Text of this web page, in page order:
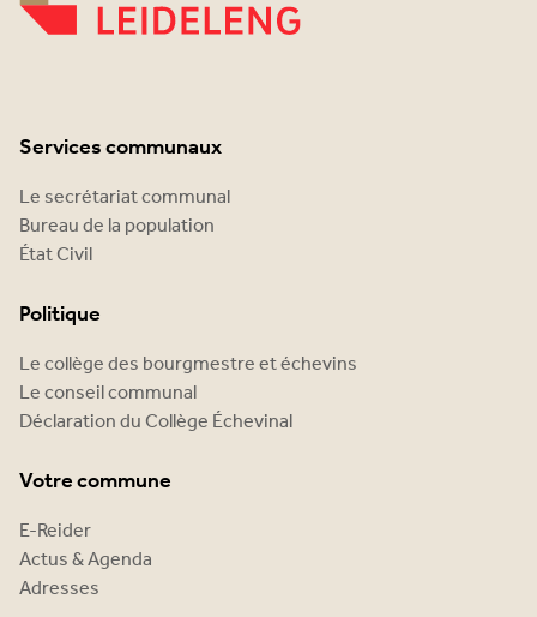
Services communaux
Le secrétariat communal
Bureau de la population
État Civil
Politique
Le collège des bourgmestre et échevins
Le conseil communal
Déclaration du Collège Échevinal
Votre commune
E-Reider
Actus & Agenda
Adresses